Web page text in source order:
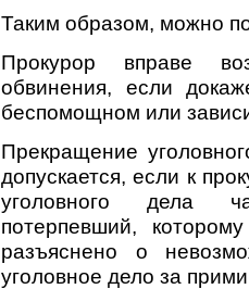
Таким образом, можно
Прокурор вправе
обвинения, если
беспомощном или
Прекращение
допускается, если к
уголовного дела
потерпевший,
разъяснено о
уголовное дело за